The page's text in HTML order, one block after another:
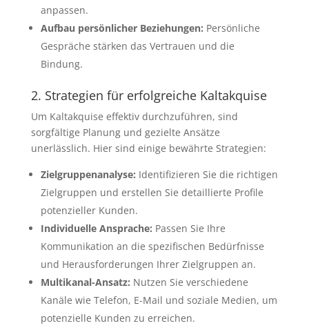
anpassen.
Aufbau persönlicher Beziehungen: Persönliche
Gespräche stärken das Vertrauen und die
Bindung.
2. Strategien für erfolgreiche Kaltakquise
Um Kaltakquise effektiv durchzuführen, sind
sorgfältige Planung und gezielte Ansätze
unerlässlich. Hier sind einige bewährte Strategien:
Zielgruppenanalyse: Identifizieren Sie die richtigen
Zielgruppen und erstellen Sie detaillierte Profile
potenzieller Kunden.
Individuelle Ansprache: Passen Sie Ihre
Kommunikation an die spezifischen Bedürfnisse
und Herausforderungen Ihrer Zielgruppen an.
Multikanal-Ansatz: Nutzen Sie verschiedene
Kanäle wie Telefon, E-Mail und soziale Medien, um
potenzielle Kunden zu erreichen.